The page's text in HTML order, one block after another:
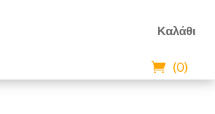
Καλάθι
(0)